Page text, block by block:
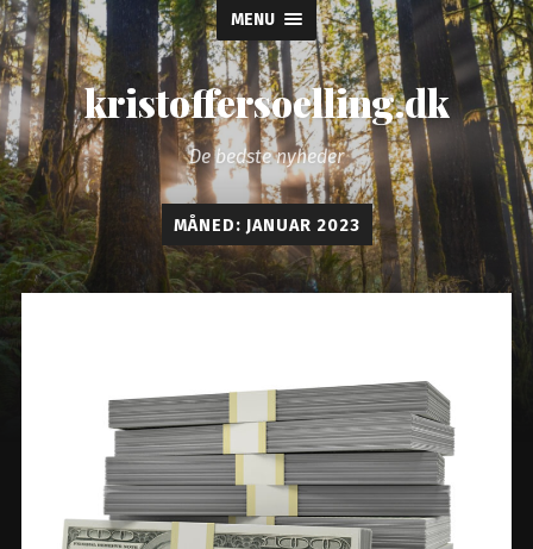
MENU
kristoffersoelling.dk
De bedste nyheder
MÅNED: JANUAR 2023